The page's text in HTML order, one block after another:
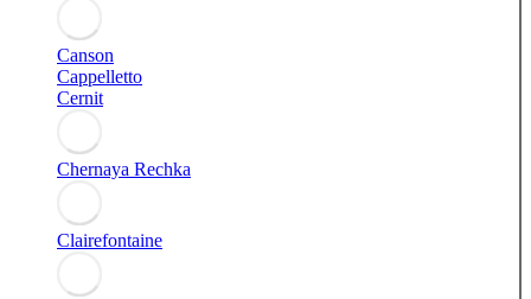
Canson
Cappelletto
Cernit
Chernaya Rechka
Clairefontaine